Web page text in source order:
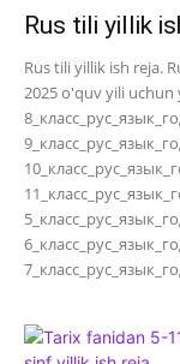
Rus tili yillik
Rus tili yillik ish reja.
2025 o'quv yili uchun